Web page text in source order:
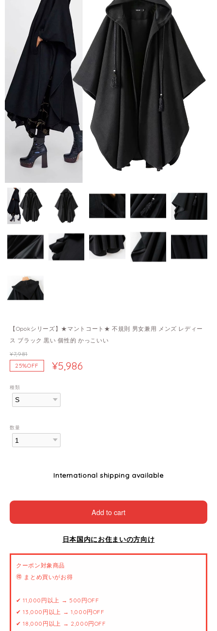
【Opokシリーズ】★マントコート★ 不規則 男女兼用 メンズ レディー
ス ブラック 黒い 個性的 かっこいい
¥7,981
25%OFF
¥5,986
種類
数量
International shipping available
Add to cart
日本国内にお住まいの方向け
クーポン対象商品
🉐 まとめ買いがお得
✔ 11,000円以上 → 500円OFF
✔ 13,000円以上 → 1,000円OFF
✔ 18,000円以上 → 2,000円OFF